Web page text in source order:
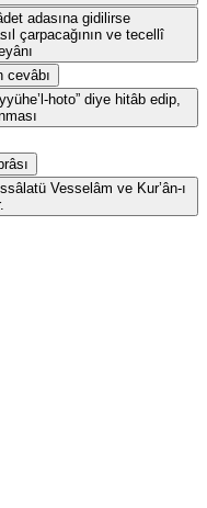
adasına gidilirse
çarpacağının ve tecellî
cevâbı
hoto” diye hitâb edip,
Vesselâm ve Kur’ân-ı